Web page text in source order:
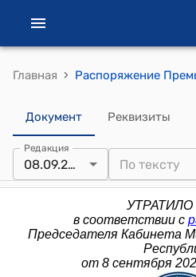
Главная ›
Документ Реквизиты
Редакция
08.09.2023